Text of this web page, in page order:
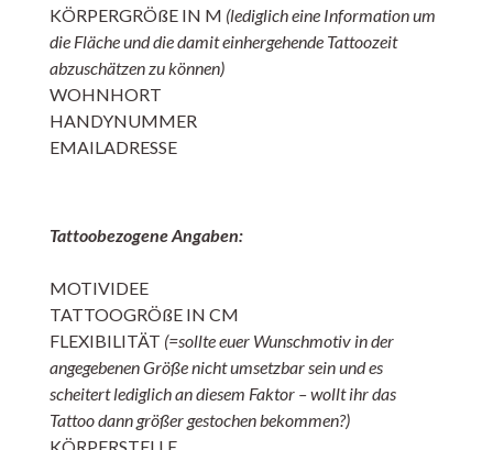
KÖRPERGRÖßE IN M (lediglich eine Information um
die Fläche und die damit einhergehende Tattoozeit
abzuschätzen zu können)
WOHNHORT
HANDYNUMMER
EMAILADRESSE
Tattoobezogene Angaben:
MOTIVIDEE
TATTOOGRÖßE IN CM
FLEXIBILITÄT (=sollte euer Wunschmotiv in der
angegebenen Größe nicht umsetzbar sein und es
scheitert lediglich an diesem Faktor – wollt ihr das
Tattoo dann größer gestochen bekommen?)